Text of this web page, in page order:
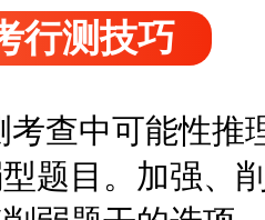
行测技巧
考查中可能性推
题目。加强、